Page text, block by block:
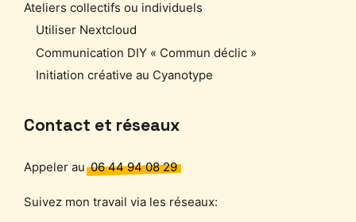
Ateliers collectifs ou individuels
Utiliser Nextcloud
Communication DIY « Commun déclic »
Initiation créative au Cyanotype
Contact et réseaux
Appeler au06 44 94 08 29
Suivez mon travail via les réseaux: